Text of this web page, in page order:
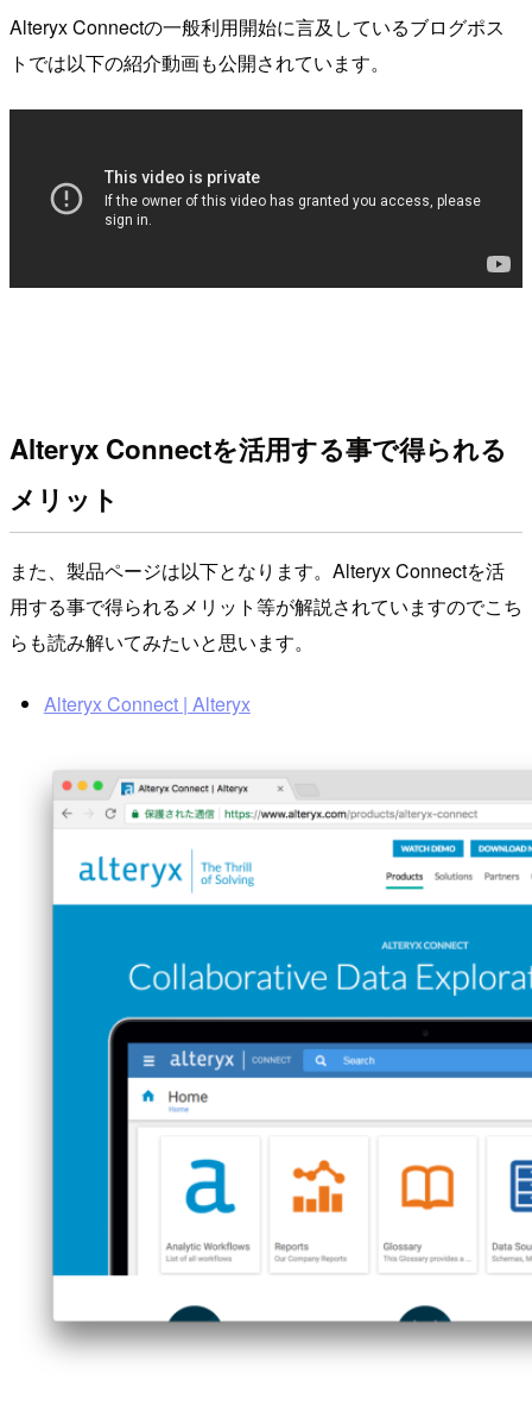
Alteryx Connectの一般利用開始に言及しているブログポス
トでは以下の紹介動画も公開されています。
Alteryx Connectを活用する事で得られる
メリット
また、製品ページは以下となります。Alteryx Connectを活
用する事で得られるメリット等が解説されていますのでこち
らも読み解いてみたいと思います。
Alteryx Connect | Alteryx